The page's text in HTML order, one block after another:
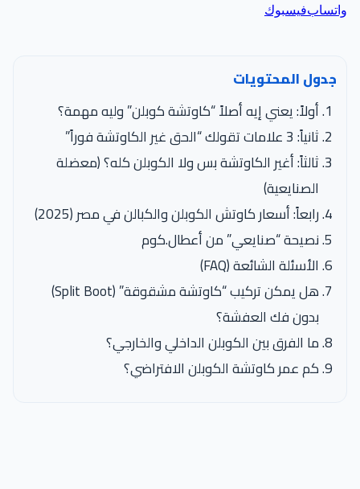
فيسبوك
جدول المحتويات
أولاً: يعني إيه أصلاً “كاوتشة كوبلن” وليه مهمة؟
ثانياً: 3 علامات تقولك “الحق غير الكاوتشة فوراً”
ثالثاً: أغير الكاوتشة بس ولا الكوبلن كله؟ (معضلة
الصنايعية)
رابعاً: أسعار كاوتش الكوبلن والكبالن في مصر (2025)
نصيحة “صنايعي” من أعطال.كوم
الأسئلة الشائعة (FAQ)
هل يمكن تركيب “كاوتشة مشقوقة” (Split Boot)
بدون فك العفشة؟
ما الفرق بين الكوبلن الداخلي والخارجي؟
كم عمر كاوتشة الكوبلن الافتراضي؟